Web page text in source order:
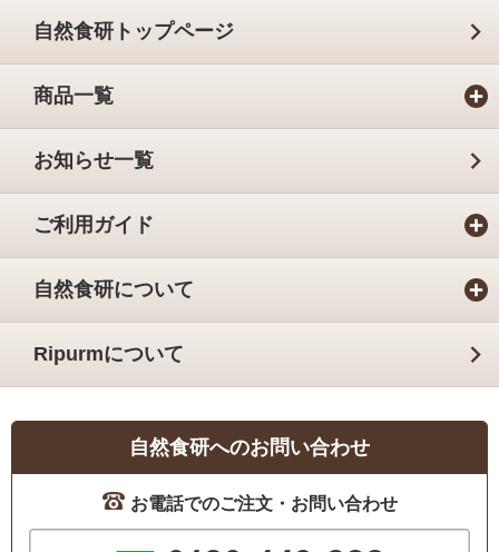
自然食研トップページ
商品一覧
お知らせ一覧
ご利用ガイド
自然食研について
Ripurmについて
自然食研へのお問い合わせ
お電話でのご注文・お問い合わせ